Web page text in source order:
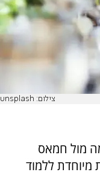
צילום: unsplash
מול חמאס
מיוחדת ללמוד